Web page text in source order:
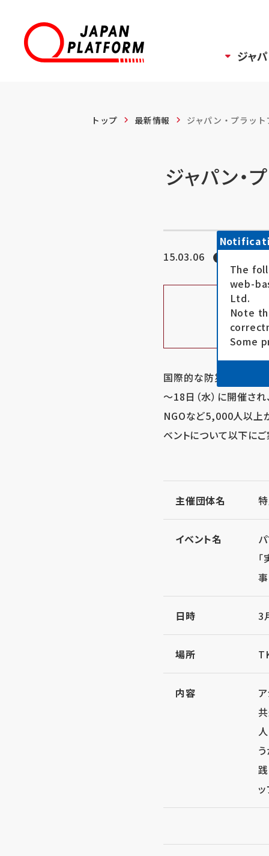
ジャ
トップ 最新情報 ジャパン・プラッ
ジャパン・
15.03.06
国際的な防災戦略につ
～18日（水）に開催さ
NGOなど5,000人以上
ベントについて以下にご
主催団体名
イベント名
事
日時 3
場所
内容
The
web-
Ltd.
Note
Some